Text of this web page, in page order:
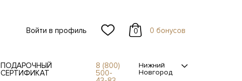
Войти в профиль 0 0 бонусов
ПОДАРОЧНЫЙ
СЕРТИФИКАТ
8 (800)
500-
Нижний
Новгород